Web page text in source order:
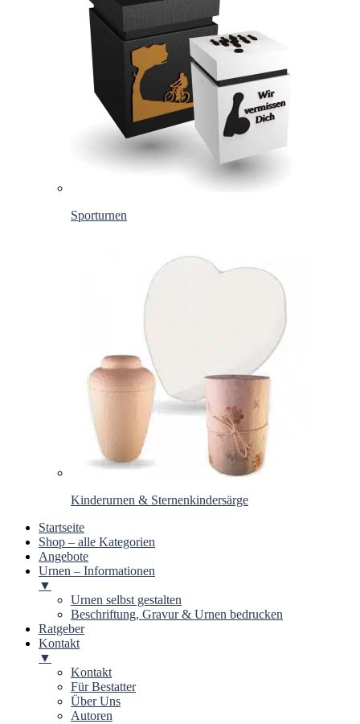
Sporturnen
Kinderurnen & Sternenkindersärge
Startseite
Shop – alle Kategorien
Angebote
Urnen – Informationen
▼
Urnen selbst gestalten
Beschriftung, Gravur & Urnen bedrucken
Ratgeber
Kontakt
▼
Kontakt
Für Bestatter
Über Uns
Autoren